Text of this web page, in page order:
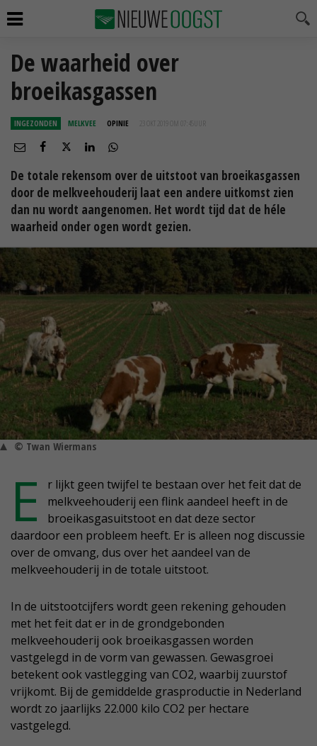
De waarheid over
broeikasgassen
INGEZONDEN MELKVEE OPINIE 23 OKT 2019 OM 07:45
De totale rekensom over de uitstoot van broeikasgassen
door de melkveehouderij laat een andere uitkomst zien
dan nu wordt aangenomen. Het wordt tijd dat de héle
waarheid onder ogen wordt gezien.
© Twan Wiermans
E
r lijkt geen twijfel te bestaan over het feit dat de
melkveehouderij een flink aandeel heeft in de
broeikasgasuitstoot en dat deze sector
daardoor een probleem heeft. Er is alleen nog discussie
over de omvang, dus over het aandeel van de
melkveehouderij in de totale uitstoot.
In de uitstootcijfers wordt geen rekening gehouden
met het feit dat er in de grondgebonden
melkveehouderij ook broeikasgassen worden
vastgelegd in de vorm van gewassen. Gewasgroei
betekent ook vastlegging van CO2, waarbij zuurstof
vrijkomt. Bij de gemiddelde grasproductie in Nederland
wordt zo jaarlijks 22.000 kilo CO2 per hectare
vastgelegd.